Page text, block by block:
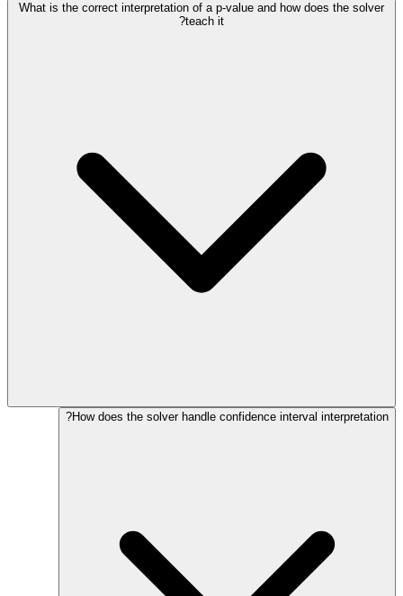
What is the correct interpretation of a p-value and how does the solver
teach it?
How does the solver handle confidence interval interpretation?